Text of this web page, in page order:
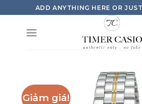
to
content
ADD ANYTHING HERE OR
Giảm giá!